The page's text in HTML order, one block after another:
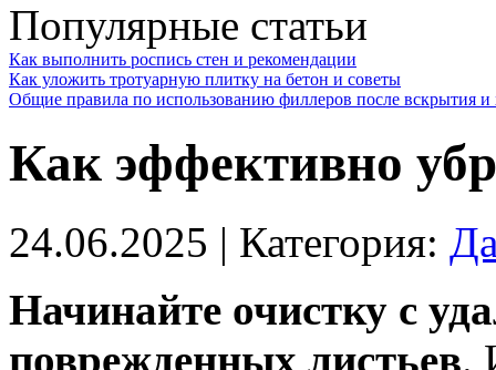
Популярные статьи
Как выполнить роспись стен и рекомендации
Как уложить тротуарную плитку на бетон и советы
Общие правила по использованию филлеров после вскрытия и
Как эффективно
24.06.2025 | Категория:
Начинайте очистку с
поврежденных листьев.